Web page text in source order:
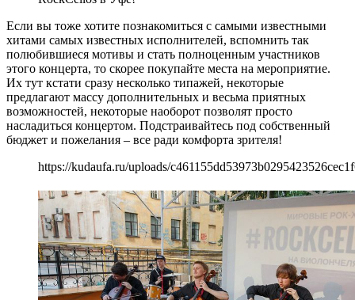
Если вы тоже хотите познакомиться с самыми известными
хитами самых известных исполнителей, вспомнить так
полюбившиеся мотивы и стать полноценным участников
этого концерта, то скорее покупайте места на мероприятие.
Их тут кстати сразу несколько типажей, некоторые
предлагают массу дополнительных и весьма приятных
возможностей, некоторые наоборот позволят просто
насладиться концертом. Подстраивайтесь под собственный
бюджет и пожелания – все ради комфорта зрителя!
https://kudaufa.ru/uploads/